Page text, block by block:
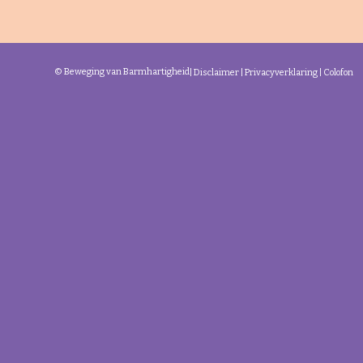
© Beweging van Barmhartigheid Disclaimer Privacyverklaring Colofon